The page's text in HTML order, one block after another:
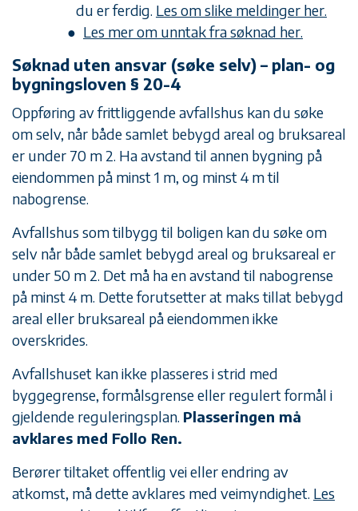
du er ferdig. Les om slike meldinger her.
Les mer om unntak fra søknad her.
Søknad uten ansvar (søke selv) – plan- og
bygningsloven § 20-4
Oppføring av frittliggende avfallshus kan du søke
om selv, når både samlet bebygd areal og bruksareal
er under 70 m 2. Ha avstand til annen bygning på
eiendommen på minst 1 m, og minst 4 m til
nabogrense.
Avfallshus som tilbygg til boligen kan du søke om
selv når både samlet bebygd areal og bruksareal er
under 50 m 2. Det må ha en avstand til nabogrense
på minst 4 m. Dette forutsetter at maks tillat bebygd
areal eller bruksareal på eiendommen ikke
overskrides.
Avfallshuset kan ikke plasseres i strid med
byggegrense, formålsgrense eller regulert formål i
gjeldende reguleringsplan. Plasseringen må
avklares med Follo Ren.
Berører tiltaket offentlig vei eller endring av
atkomst, må dette avklares med veimyndighet. Les